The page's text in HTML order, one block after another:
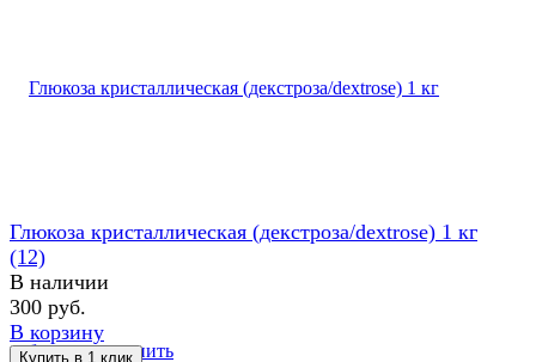
избранное сравнить
Глюкоза кристаллическая (декстроза/dextrose) 1 кг
(12)
В наличии
300 руб.
В корзину